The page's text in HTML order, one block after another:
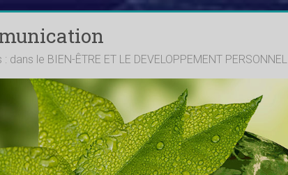
le BIEN-ÊTRE ET LE DEVELOPPEMENT PERSONNEL